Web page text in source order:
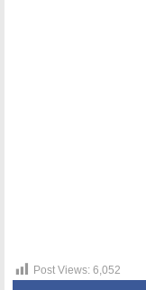
Post Views: 6,052